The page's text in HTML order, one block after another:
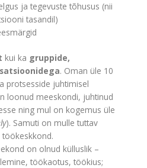
ja tegevuste tõhusus (nii
tasandil)
kui ka gruppide,
. Oman üle 10
protsesside juhtimisel
loonud meeskondi, juhtinud
ning mul on kogemus üle
). Samuti on mulle tuttav
on olnud külluslik –
töökaotus, töökius;